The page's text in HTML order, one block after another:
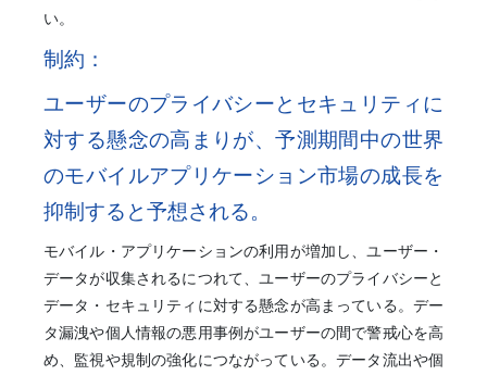
い。
制約：
ユーザーのプライバシーとセキュリティに
対する懸念の高まりが、予測期間中の世界
のモバイルアプリケーション市場の成長を
抑制すると予想される。
モバイル・アプリケーションの利用が増加し、ユーザー・
データが収集されるにつれて、ユーザーのプライバシーと
データ・セキュリティに対する懸念が高まっている。デー
タ漏洩や個人情報の悪用事例がユーザーの間で警戒心を高
め、監視や規制の強化につながっている。データ流出や個